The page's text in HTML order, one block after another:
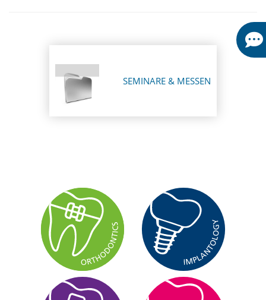
SEMINARE & MESSEN